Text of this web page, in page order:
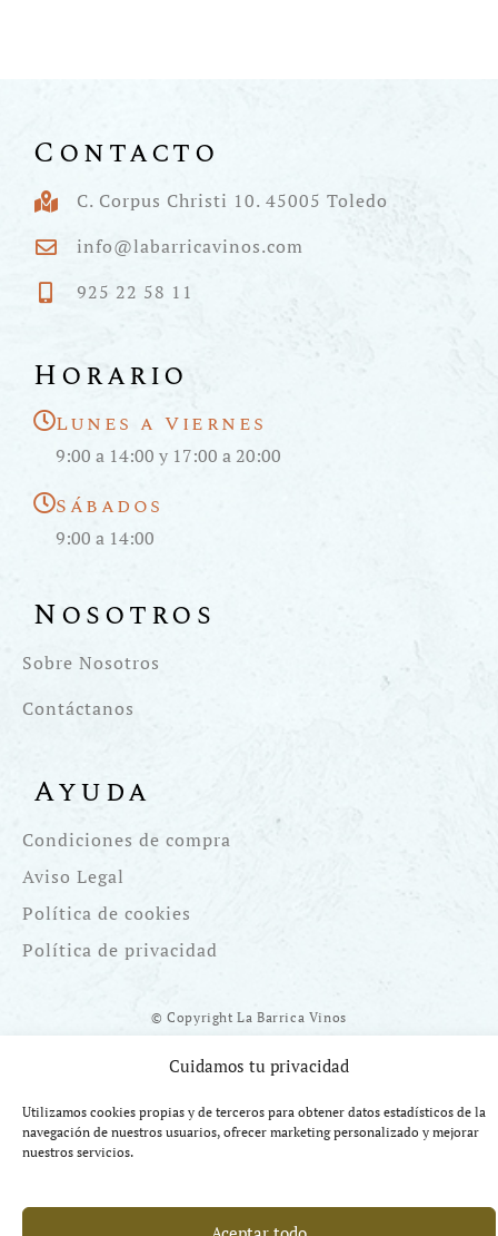
Cuidamos tu privacidad
Utilizamos cookies propias y de terceros para obtener datos estadísticos de la
navegación de nuestros usuarios, ofrecer marketing personalizado y mejorar
nuestros servicios.
Contacto
C. Corpus Christi 10. 45005 Toledo
info@labarricavinos.com
925 22 58 11
Horario
Lunes a Viernes
9:00 a 14:00 y 17:00 a 20:00
Sábados
9:00 a 14:00
Nosotros
Sobre Nosotros
Contáctanos
Ayuda
Condiciones de compra
Aviso Legal
Política de cookies
Política de privacidad
© Copyright La Barrica Vinos
Financiado por la UE Next Generation EU. Plan de Recuperación